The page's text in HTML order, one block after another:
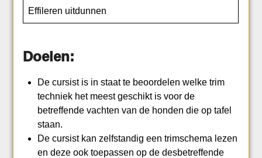
Effileren uitdunnen
Doelen:
De cursist is in staat te beoordelen welke trim
techniek het meest geschikt is voor de
betreffende vachten van de honden die op tafel
staan.
De cursist kan zelfstandig een trimschema lezen
en deze ook toepassen op de desbetreffende